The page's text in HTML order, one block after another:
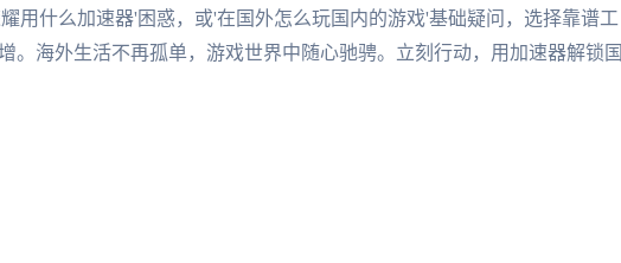
用什么加速器'困惑，或'在国外怎么玩国内的游戏'基础疑问，选择靠谱工
。海外生活不再孤单，游戏世界中随心驰骋。立刻行动，用加速器解锁国